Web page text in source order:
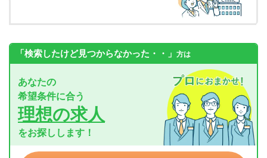
「検索したけど見つからなかった・・」 方は
あなたの
希望条件に合う
理想の求人
をお探しします！